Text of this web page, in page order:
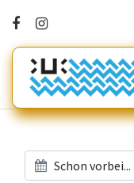
Schon vorbei...